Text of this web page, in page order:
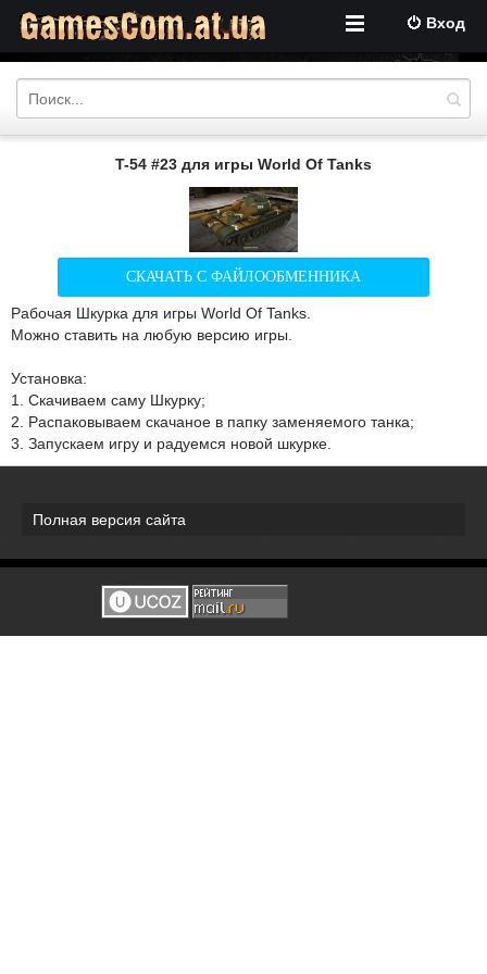
Вход
T-54 #23 для игры World Of Tanks
СКАЧАТЬ С ФАЙЛООБМЕННИКА
Рабочая Шкурка для игры World Of Tanks.
Можно ставить на любую версию игры.
Установка:
1. Скачиваем саму Шкурку;
2. Распаковываем скачаное в папку заменяемого танка;
3. Запускаем игру и радуемся новой шкурке.
Полная версия сайта